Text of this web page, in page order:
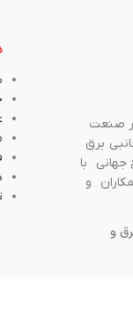
صنعت
برق
جهانی با
و
و